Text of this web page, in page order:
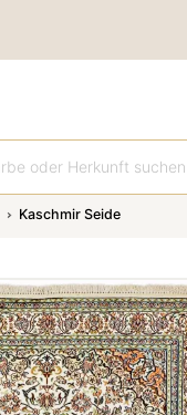
Kaschmir Seide